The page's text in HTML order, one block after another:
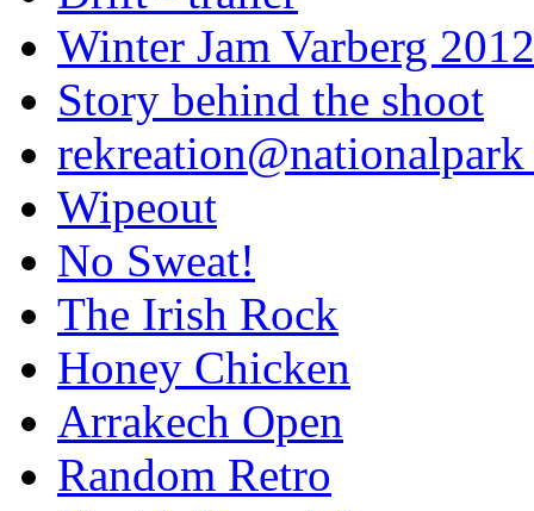
Winter Jam Varberg 2012
Story behind the shoot
rekreation@nationalpark
Wipeout
No Sweat!
The Irish Rock
Honey Chicken
Arrakech Open
Random Retro